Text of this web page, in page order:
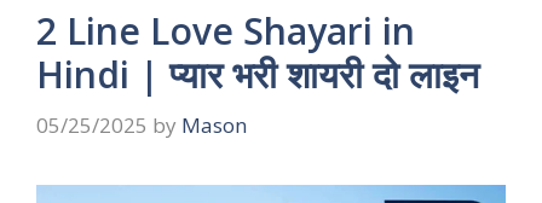
2 Line Love Shayari in
Hindi | प्यार भरी शायरी दो लाइन
05/25/2025 by Mason